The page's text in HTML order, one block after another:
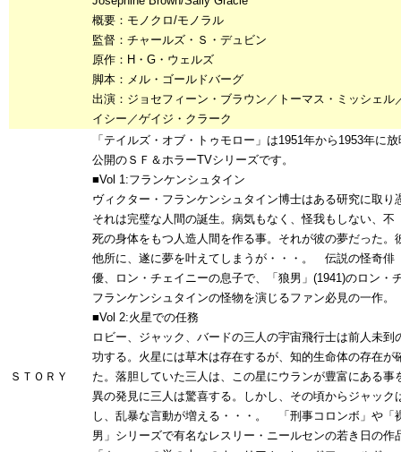
概要：モノクロ/モノラル
監督：チャールズ・Ｓ・デュビン
原作：H・G・ウェルズ
脚本：メル・ゴールドバーグ
出演：ジョセフィーン・ブラウン／トーマス・ミッシェル
イシー／ゲイジ・クラーク
ＳＴＯＲＹ
「テイルズ・オブ・トゥモロー」は1951年から1953年に
公開のＳＦ＆ホラーTVシリーズです。
■Vol 1:フランケンシュタイン
ヴィクター・フランケンシュタイン博士はある研究に取り
それは完璧な人間の誕生。病気もなく、怪我もしない、不
死の身体をもつ人造人間を作る事。それが彼の夢だった。
他所に、遂に夢を叶えてしまうが・・・。 伝説の怪奇俳
優、ロン・チェイニーの息子で、「狼男」(1941)のロン・
フランケンシュタインの怪物を演じるファン必見の一作。
■Vol 2:火星での任務
ロビー、ジャック、バードの三人の宇宙飛行士は前人未到
功する。火星には草木は存在するが、知的生命体の存在が
た。落胆していた三人は、この星にウランが豊富にある事
異の発見に三人は驚喜する。しかし、その頃からジャック
し、乱暴な言動が増える・・・。 「刑事コロンボ」や「
男」シリーズで有名なレスリー・ニールセンの若き日の作